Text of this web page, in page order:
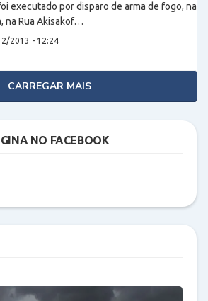
executado por disparo de arma de fogo, na
na Rua Akisakof…
2013 - 12:24
CARREGAR MAIS
NO FACEBOOK